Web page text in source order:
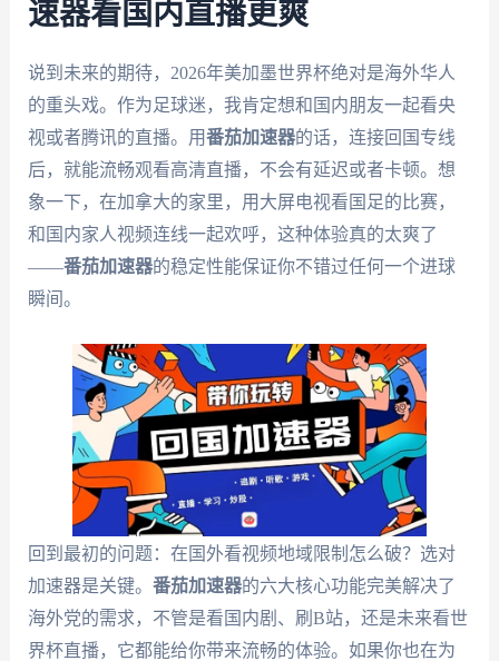
速器看国内直播更爽
说到未来的期待，2026年美加墨世界杯绝对是海外华人
的重头戏。作为足球迷，我肯定想和国内朋友一起看央
视或者腾讯的直播。用番茄加速器的话，连接回国专线
后，就能流畅观看高清直播，不会有延迟或者卡顿。想
象一下，在加拿大的家里，用大屏电视看国足的比赛，
和国内家人视频连线一起欢呼，这种体验真的太爽了
——番茄加速器的稳定性能保证你不错过任何一个进球
瞬间。
回到最初的问题：在国外看视频地域限制怎么破？选对
加速器是关键。 番茄加速器的六大核心功能完美解决了
海外党的需求，不管是看国内剧、刷B站，还是未来看世
界杯直播，它都能给你带来流畅的体验。如果你也在为